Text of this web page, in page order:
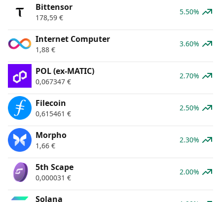
Bittensor
178,59 €
5.50%
Internet Computer
1,88 €
3.60%
POL (ex-MATIC)
0,067347 €
2.70%
Filecoin
0,615461 €
2.50%
Morpho
1,66 €
2.30%
5th Scape
0,000031 €
2.00%
Solana